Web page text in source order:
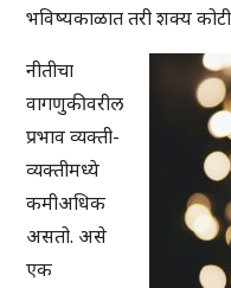
भविष्यकाळात तरी शक्य
नीतीचा
वागणुकीवरील
प्रभाव व्यक्ती-
व्यक्तीमध्ये
कमीअधिक
असतो. असे
एक